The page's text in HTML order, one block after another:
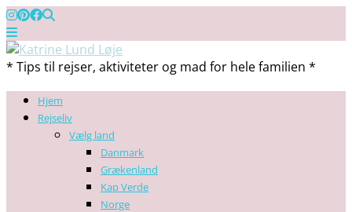
* Tips til rejser, aktiviteter og mad for hele familien *
Hjem
Rejseliv
Vælg land
Danmark
Grækenland
Kap Verde
Norge